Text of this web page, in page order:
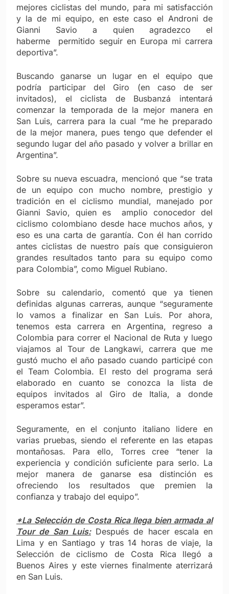
mejores ciclistas del mundo, para mi satisfacción
y la de mi equipo, en este caso el Androni de
Gianni Savio a quien agradezco el
haberme permitido seguir en Europa mi carrera
deportiva”.
Buscando ganarse un lugar en el equipo que
podría participar del Giro (en caso de ser
invitados), el ciclista de Busbanzá intentará
comenzar la temporada de la mejor manera en
San Luis, carrera para la cual “me he preparado
de la mejor manera, pues tengo que defender el
segundo lugar del año pasado y volver a brillar en
Argentina”.
Sobre su nueva escuadra, mencionó que “se trata
de un equipo con mucho nombre, prestigio y
tradición en el ciclismo mundial, manejado por
Gianni Savio, quien es amplio conocedor del
ciclismo colombiano desde hace muchos años, y
eso es una carta de garantía. Con él han corrido
antes ciclistas de nuestro país que consiguieron
grandes resultados tanto para su equipo como
para Colombia”, como Miguel Rubiano.
Sobre su calendario, comentó que ya tienen
definidas algunas carreras, aunque “seguramente
lo vamos a finalizar en San Luis. Por ahora,
tenemos esta carrera en Argentina, regreso a
Colombia para correr el Nacional de Ruta y luego
viajamos al Tour de Langkawi, carrera que me
gustó mucho el año pasado cuando participé con
el Team Colombia. El resto del programa será
elaborado en cuanto se conozca la lista de
equipos invitados al Giro de Italia, a donde
esperamos estar”.
Seguramente, en el conjunto italiano lidere en
varias pruebas, siendo el referente en las etapas
montañosas. Para ello, Torres cree “tener la
experiencia y condición suficiente para serlo. La
mejor manera de ganarse esa distinción es
ofreciendo los resultados que premien la
confianza y trabajo del equipo”.
*La Selección de Costa Rica llega bien armada al
Tour de San Luis:Después de hacer escala en
Lima y en Santiago y tras 14 horas de viaje, la
Selección de ciclismo de Costa Rica llegó a
Buenos Aires y este viernes finalmente aterrizará
en San Luis.